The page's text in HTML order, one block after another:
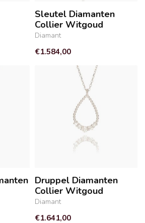
Sleutel Diamanten
Collier Witgoud
Diamant
€1.584,00
Druppel Diamanten
Collier Witgoud
Diamant
€1.641,00